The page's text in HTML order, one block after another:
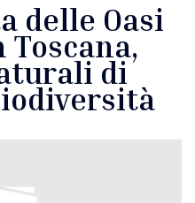
delle Oasi
di